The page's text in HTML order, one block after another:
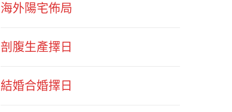
海外陽宅佈局
剖腹生產擇日
結婚合婚擇日